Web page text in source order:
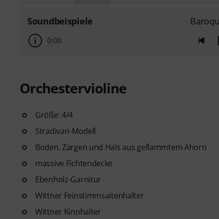
Soundbeispiele
0:00
Orchestervioline
Größe: 4/4
Stradivari-Modell
Boden, Zargen und Hals aus geflammtem Ahorn
massive Fichtendecke
Ebenholz-Garnitur
Wittner Feinstimmsaitenhalter
Wittner Kinnhalter